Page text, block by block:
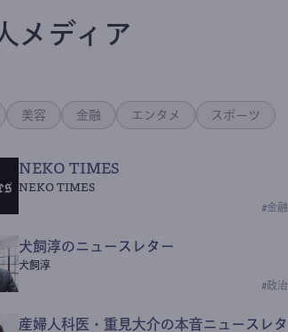
メディア
美容 金融 エンタメ スポーツ
NEKO TIMES
NEKO TIMES
#金融
犬飼淳のニュースレター
犬飼淳
#政治
産婦人科医・重見大介の本音ニュースレタ